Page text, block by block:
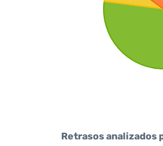
Retrasos analizados